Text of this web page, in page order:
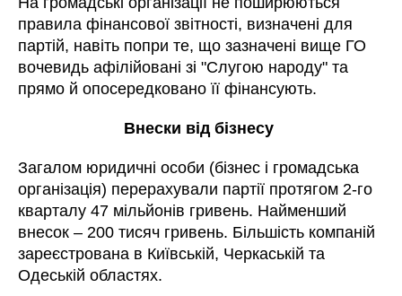
правила фінансової звітності, визначені для
партій, навіть попри те, що зазначені вище ГО
вочевидь афілійовані зі "Слугою народу" та
прямо й опосередковано її фінансують.
Внески від бізнесу
Загалом юридичні особи (бізнес і громадська
організація) перерахували партії протягом 2-го
кварталу 47 мільйонів гривень. Найменший
внесок – 200 тисяч гривень. Більшість компаній
зареєстрована в Київській, Черкаській та
Одеській областях.